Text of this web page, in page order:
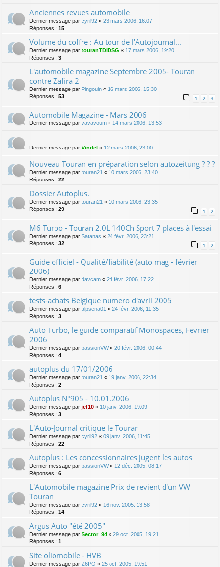
Anciennes revues automobile
Dernier message par cyril92 « 23 mars 2006, 16:07
Réponses : 15
Volume du coffre : Au tour de l'Autojournal...
Dernier message par touranTDIDSG « 17 mars 2006, 19:20
Réponses : 3
L'automobile magazine Septembre 2005- Touran
contre Zafira 2
Dernier message par Pingouin « 16 mars 2006, 15:30
Réponses : 53 1 2 3
Automobile Magazine - Mars 2006
Dernier message par vavavoum « 14 mars 2006, 13:53
Dernier message par Vindel « 12 mars 2006, 23:00
Nouveau Touran en préparation selon autozeitung ? ? ?
Dernier message par touran21 « 10 mars 2006, 23:40
Réponses : 22
Dossier Autoplus.
Dernier message par touran21 « 10 mars 2006, 23:35
Réponses : 29 1 2
M6 Turbo - Touran 2.0L 140Ch Sport 7 places à l'essai
Dernier message par Satanas « 24 févr. 2006, 23:21
Réponses : 32 1 2
Guide officiel - Qualité/fiabilité (auto mag - février
2006)
Dernier message par davcam « 24 févr. 2006, 17:22
Réponses : 6
tests-achats Belgique numero d'avril 2005
Dernier message par alpsena01 « 24 févr. 2006, 11:35
Réponses : 3
Auto Turbo, le guide comparatif Monospaces, Février
2006
Dernier message par passionVW« 20 févr. 2006, 00:44
Réponses : 4
autoplus du 17/01/2006
Dernier message par touran21 « 19 janv. 2006, 22:34
Réponses : 2
Autoplus N°905 - 10.01.2006
Dernier message par jef10 « 10 janv. 2006, 19:09
Réponses : 3
L'Auto-Journal critique le Touran
Dernier message par cyril92 « 09 janv. 2006, 11:45
Réponses : 22
Autoplus : Les concessionnaires jugent les autos
Dernier message par passionVW« 12 déc. 2005, 08:17
Réponses : 6
L'Automobile magazine Prix de revient d'un VW
Touran
Dernier message par cyril92 « 16 nov. 2005, 13:58
Réponses : 14
Argus Auto "été 2005"
Dernier message par Sector_94 « 29 oct. 2005, 19:21
Réponses : 1
Site oliomobile - HVB
Dernier message par Z6PO « 25 oct. 2005, 19:51